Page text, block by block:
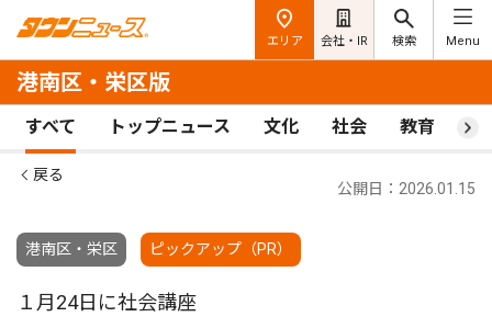
エリア 会社・IR 検索 Menu
港南区・栄区版
すべて トップニュース 文化 社会 教育 ス
戻る
港南区・栄区 ピックアップ（PR）
公開日：2026.01.15
１月24日に社会講座